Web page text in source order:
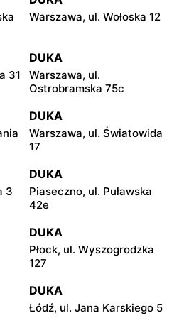
Warszawa, ul. Wołoska 12
31
DUKA
Warszawa, ul.
Ostrobramska 75c
DUKA
Warszawa, ul. Światowida
17
3
DUKA
Piaseczno, ul. Puławska
42e
DUKA
Płock, ul. Wyszogrodzka
127
DUKA
Łódź, ul. Jana Karskiego 5